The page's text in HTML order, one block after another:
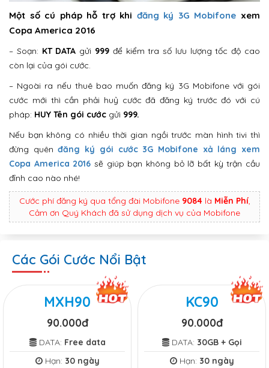
Một số cú pháp hỗ trợ khi đăng ký 3G Mobifone xem
Copa America 2016
– Soạn: KT DATA gửi 999để kiểm tra số lưu lượng tốc độ cao
còn lại của gói cước.
– Ngoài ra nếu thuê bao muốn đăng ký 3G Mobifone với gói
cước mới thì cần phải huỷ cước đã đăng ký trước đó với cú
pháp: HUY Tên gói cước gửi 999.
Nếu bạn không có nhiều thời gian ngồi trước màn hình tivi thì
đừng quênđăng ký gói cước 3G Mobifone xả láng xem
Copa America 2016 sẽ giúp bạn không bỏ lỡ bất kỳ trận cầu
đỉnh cao nào nhé!
Cước phí đăng ký qua tổng đài Mobifone 9084là Miễn Phí,
Cảm ơn Quý Khách đã sử dụng dịch vụ của Mobifone
Các Gói Cước Nổi Bật
MXH90
90.000đ
DATA: Free data
Hạn: 30 ngày
KC90
90.000đ
DATA: 30GB + Gọi
Hạn: 30 ngày